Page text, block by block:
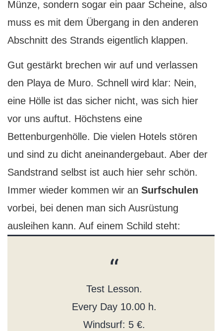
Münze, sondern sogar ein paar Scheine, also
muss es mit dem Übergang in den anderen
Abschnitt des Strands eigentlich klappen.
Gut gestärkt brechen wir auf und verlassen
den Playa de Muro. Schnell wird klar: Nein,
eine Hölle ist das sicher nicht, was sich hier
vor uns auftut. Höchstens eine
Bettenburgenhölle. Die vielen Hotels stören
und sind zu dicht aneinandergebaut. Aber der
Sandstrand selbst ist auch hier sehr schön.
Immer wieder kommen wir an Surfschulen
vorbei, bei denen man sich Ausrüstung
ausleihen kann. Auf einem Schild steht:
Test Lesson.
Every Day 10.00 h.
Windsurf: 5 €.